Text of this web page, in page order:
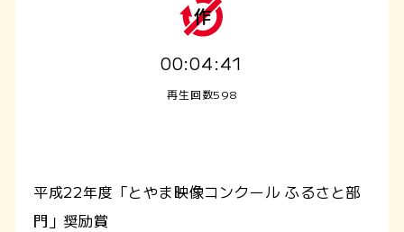
00:04:41
再生回数598
平成22年度「とやま映像コンクール ふるさと部
門」奨励賞